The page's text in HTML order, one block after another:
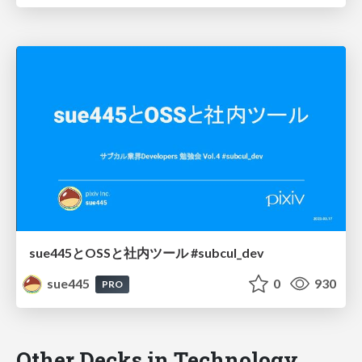
sue445とOSSと社内ツール #subcul_dev
sue445
PRO 0 930